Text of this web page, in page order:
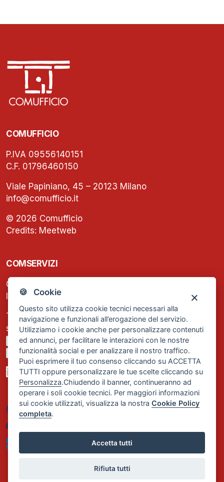
🍪 Cookie
Questo sito utilizza cookie tecnici necessari alla
navigazione e funzionali all’erogazione del servizio.
Utilizziamo i cookie anche per personalizzare contenuti
ed annunci, per facilitare le interazioni con le nostre
funzionalità social e per analizzare il nostro traffico.
Puoi esprimere il tuo consenso cliccando su ACCETTA
TUTTI oppure personalizzare le tue scelte cliccando su
Personalizza.Chiudendo il banner, continueranno ad
operare i soli cookie tecnici. Per maggiori informazioni
sui cookie utilizzati, visualizza la nostraCookie Policy
completa.
Accetta tutti
Rifiuta tutti
COMUFFICIO
P.IVA 09556140151
C.F. 01796460150
Viale Papiniano, 45 – 20123 Milano
info@comufficio.it
© 2026 Comufficio
Credits: Meetweb
COMSERVIZI
C.F. e P.IVA: 13474420158
Iscrizione REA Milano n. 1656740
Tel. +39 02 2838 1307
segreteria@comservizi.eu
Privacy Policy
Cookie Policy